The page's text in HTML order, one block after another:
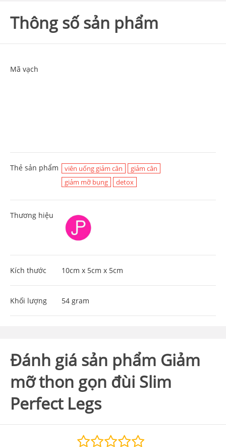
Thông số sản phẩm
Mã vạch
Thẻ sản phẩm viên uống giảm cân
giảm cân
giảm mỡ bụng
detox
Thương hiệu
Kích thước 10cm x 5cm x 5cm
Khối lượng 54 gram
Đánh giá sản phẩm Giảm
mỡ thon gọn đùi Slim
Perfect Legs